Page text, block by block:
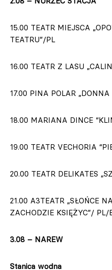
15.00 TEATR MIEJSCA
TEATRU”/PL
16.00 TEATR Z LASU
17.00 PINA POLAR
18.00 MARIANA DINCE
19.00 TEATR VECHORIA
20.00 TEATR DELIKATES
21.00 A3TEATR „SŁOŃCE
ZACHODZIE KSIĘŻYC”/ PL/
3.08 – NAREW
Stanica wodna